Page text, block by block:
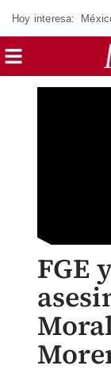
Hoy interesa:
FGE